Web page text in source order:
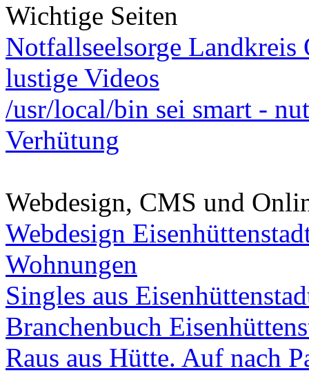
Wichtige Seiten
Notfallseelsorge Landkreis
lustige Videos
/usr/local/bin sei smart -
Verhütung
Webdesign, CMS und
Webdesign
Wohnungen
Singles aus
Branchenbuch
Raus aus Hütte. Auf nach